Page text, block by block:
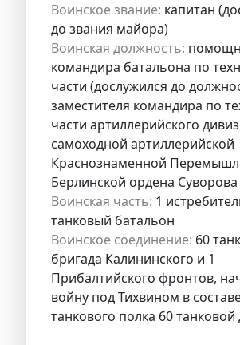
Воинское звание: капитан
до звания майора)
Воинская должность:
командира батальона по
части (дослужился до
заместителя командира по
части артиллерийского
самоходной артиллерийской
Краснознаменной
Берлинской ордена
Воинская часть: 1
танковый батальон
Воинское соединение: 60
бригада Калининского и 1
Прибалтийского фронтов,
войну под Тихвином в
танкового полка 60 танковой